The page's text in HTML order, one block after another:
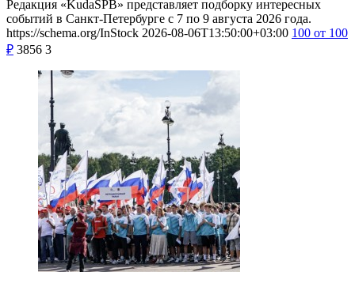
Редакция «KudaSPB» представляет подборку интересных
событий в Санкт-Петербурге с 7 по 9 августа 2026 года.
https://schema.org/InStock 2026-08-06T13:50:00+03:00 100 от 100
₽ 3856 3